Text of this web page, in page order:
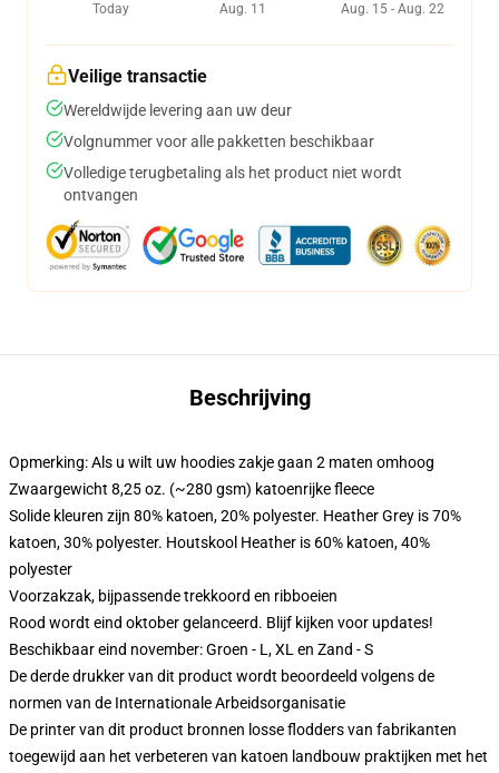
Today
Aug. 11
Aug. 15 - Aug. 22
Veilige transactie
Wereldwijde levering aan uw deur
Volgnummer voor alle pakketten beschikbaar
Volledige terugbetaling als het product niet wordt
ontvangen
Beschrijving
Opmerking: Als u wilt uw hoodies zakje gaan 2 maten omhoog
Zwaargewicht 8,25 oz. (~280 gsm) katoenrijke fleece
Solide kleuren zijn 80% katoen, 20% polyester. Heather Grey is 70%
katoen, 30% polyester. Houtskool Heather is 60% katoen, 40%
polyester
Voorzakzak, bijpassende trekkoord en ribboeien
Rood wordt eind oktober gelanceerd. Blijf kijken voor updates!
Beschikbaar eind november: Groen - L, XL en Zand - S
De derde drukker van dit product wordt beoordeeld volgens de
normen van de Internationale Arbeidsorganisatie
De printer van dit product bronnen losse flodders van fabrikanten
toegewijd aan het verbeteren van katoen landbouw praktijken met het